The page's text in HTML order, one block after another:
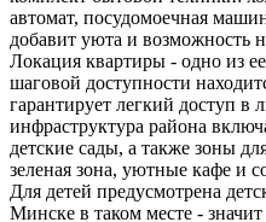
автомат, посудомоечная
добавит уюта и возможность
Локация квартиры - одно из
шаговой доступности
гарантирует легкий доступ
инфраструктура района
детские сады, а также зоны
зеленая зона, уютные кафе и
Для детей предусмотрена
Минске в таком месте -